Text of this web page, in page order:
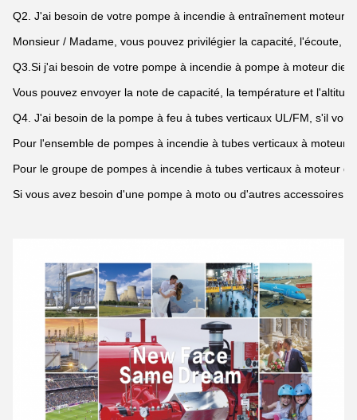
Q2. J'ai besoin de votre pompe à incendie à entraînement moteur
Monsieur / Madame, vous pouvez privilégier la capacité, l'écoute,
Q3.Si j'ai besoin de votre pompe à incendie à pompe à moteur
Vous pouvez envoyer la note de capacité, la température et
Q4. J'ai besoin de la pompe à feu à tubes verticaux UL/FM, s'il
Pour l'ensemble de pompes à incendie à tubes verticaux à
Pour le groupe de pompes à incendie à tubes verticaux à moteur
Si vous avez besoin d'une pompe à moto ou d'autres accessoires,